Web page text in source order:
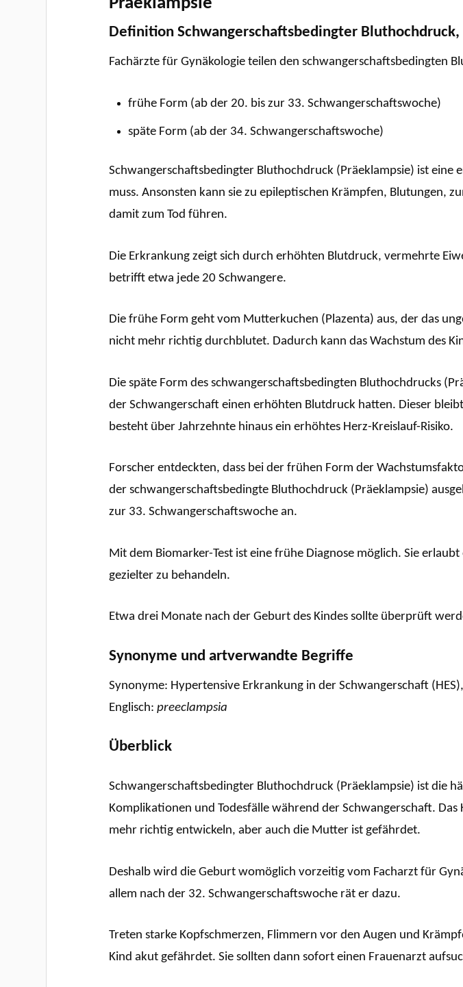
Präeklampsie
Definition Schwangerschaftsbedingter Bluthochdruck,
Fachärzte für Gynäkologie teilen den schwangerschaftsbedingten
frühe Form (ab der 20. bis zur 33. Schwangerschaftswoche)
späte Form (ab der 34. Schwangerschaftswoche)
Schwangerschaftsbedingter Bluthochdruck (Präeklampsie) ist
muss. Ansonsten kann sie zu epileptischen Krämpfen, Blutungen,
damit zum Tod führen.
Die Erkrankung zeigt sich durch erhöhten Blutdruck, vermehrte
betrifft etwa jede 20 Schwangere.
Die frühe Form geht vom Mutterkuchen (Plazenta) aus, der das
nicht mehr richtig durchblutet. Dadurch kann das Wachstum des
Die späte Form des schwangerschaftsbedingten Bluthochdrucks
der Schwangerschaft einen erhöhten Blutdruck hatten. Dieser
besteht über Jahrzehnte hinaus ein erhöhtes Herz-Kreislauf-Risiko.
Forscher entdeckten, dass bei der frühen Form der
der schwangerschaftsbedingte Bluthochdruck (Präeklampsie)
zur 33. Schwangerschaftswoche an.
Mit dem Biomarker-Test ist eine frühe Diagnose möglich. Sie
gezielter zu behandeln.
Etwa drei Monate nach der Geburt des Kindes sollte überprüft
Synonyme und artverwandte Begriffe
Synonyme: Hypertensive Erkrankung in der Schwangerschaft
Englisch: preeclampsia
Überblick
Schwangerschaftsbedingter Bluthochdruck (Präeklampsie) ist die
Komplikationen und Todesfälle während der Schwangerschaft. Das
mehr richtig entwickeln, aber auch die Mutter ist gefährdet.
Deshalb wird die Geburt womöglich vorzeitig vom Facharzt für
allem nach der 32. Schwangerschaftswoche rät er dazu.
Treten starke Kopfschmerzen, Flimmern vor den Augen und
Kind akut gefährdet. Sie sollten dann sofort einen Frauenarzt